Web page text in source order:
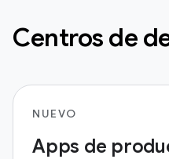
Centros de
NUEVO
Apps de